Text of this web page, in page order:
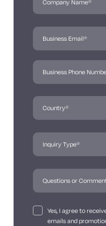
Yes, I agree to
emails and